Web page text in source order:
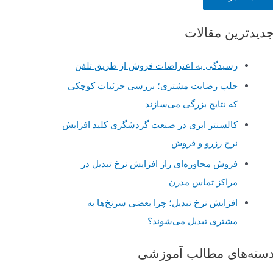
ج
جدیدترین مقالات
رسیدگی به اعتراضات فروش از طریق تلفن
جلب رضایت مشتری؛ بررسی جزئیات کوچکی
که نتایج بزرگی می‌سازند
کالسنتر ابری در صنعت گردشگری کلید افزایش
نرخ رزرو و فروش
فروش محاوره‌ای راز افزایش نرخ تبدیل در
مراکز تماس مدرن
افزایش نرخ تبدیل؛ چرا بعضی سرنخ‌ها به
مشتری تبدیل می‌شوند؟
دسته‌های مطالب آموزشی